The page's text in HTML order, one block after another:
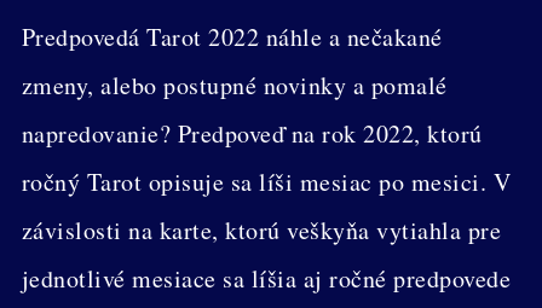
Predpovedá Tarot 2022 náhle a nečakané
zmeny, alebo postupné novinky a pomalé
napredovanie? Predpoveď na rok 2022, ktorú
ročný Tarot opisuje sa líši mesiac po mesici. V
závislosti na karte, ktorú veškyňa vytiahla pre
jednotlivé mesiace sa líšia aj ročné predpovede